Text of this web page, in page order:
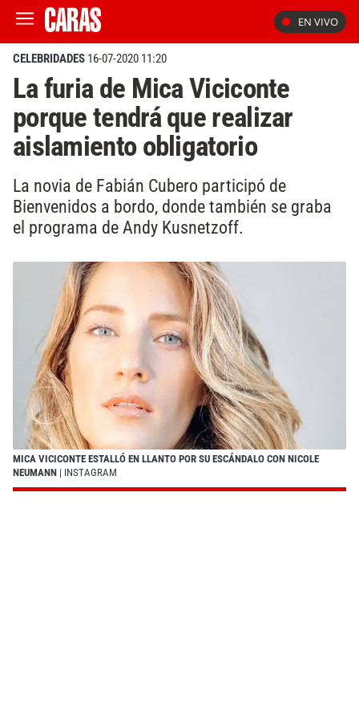
EN VIVO
CELEBRIDADES 16-07-2020 11:20
La furia de Mica Viciconte
porque tendrá que realizar
aislamiento obligatorio
La novia de Fabián Cubero participó de
Bienvenidos a bordo, donde también se graba
el programa de Andy Kusnetzoff.
MICA VICICONTE ESTALLÓ EN LLANTO POR SU ESCÁNDALO CON NICOLE
NEUMANN | INSTAGRAM